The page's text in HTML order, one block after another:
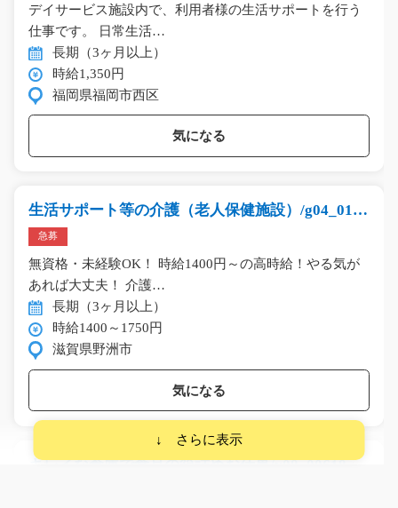
デイサービス施設内で、利用者様の生活サポートを行う
仕事です。 日常生活…
長期（3ヶ月以上）
時給1,350円
福岡県福岡市西区
気になる
生活サポート等の介護（老人保健施設）/g04_0143
5急募
無資格・未経験OK！ 時給1400円～の高時給！やる気が
あれば大丈夫！ 介護…
長期（3ヶ月以上）
時給1400～1750円
滋賀県野洲市
気になる
キレイな倉庫で食品の箱詰めお仕事/y08_00618